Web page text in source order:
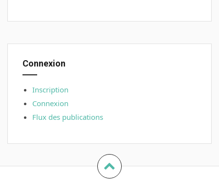
Connexion
Inscription
Connexion
Flux des publications